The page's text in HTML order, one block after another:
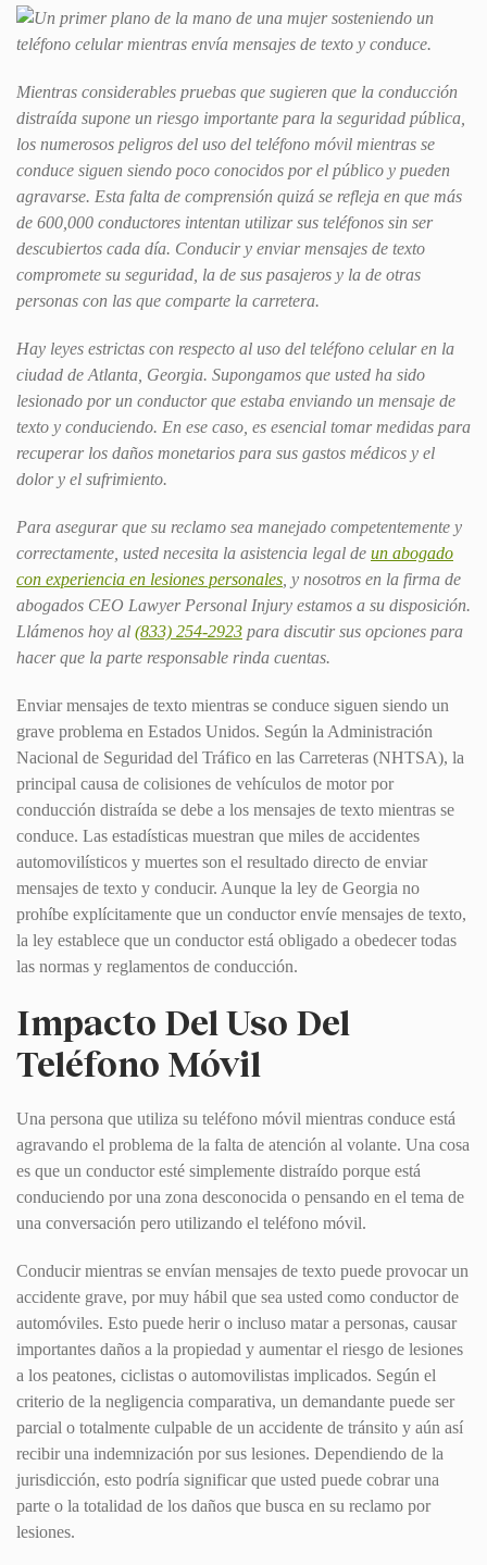
Mientras considerables pruebas que sugieren que la conducción
distraída supone un riesgo importante para la seguridad pública,
los numerosos peligros del uso del teléfono móvil mientras se
conduce siguen siendo poco conocidos por el público y pueden
agravarse. Esta falta de comprensión quizá se refleja en que más
de 600,000 conductores intentan utilizar sus teléfonos sin ser
descubiertos cada día. Conducir y enviar mensajes de texto
compromete su seguridad, la de sus pasajeros y la de otras
personas con las que comparte la carretera.
Hay leyes estrictas con respecto al uso del teléfono celular en la
ciudad de Atlanta, Georgia. Supongamos que usted ha sido
lesionado por un conductor que estaba enviando un mensaje de
texto y conduciendo. En ese caso, es esencial tomar medidas para
recuperar los daños monetarios para sus gastos médicos y el
dolor y el sufrimiento.
Para asegurar que su reclamo sea manejado competentemente y
correctamente, usted necesita la asistencia legal de un abogado
con experiencia en lesiones personales , y nosotros en la firma de
abogados CEO Lawyer Personal Injury estamos a su disposición.
Llámenos hoy al (833) 254-2923 para discutir sus opciones para
hacer que la parte responsable rinda cuentas.
Enviar mensajes de texto mientras se conduce siguen siendo un
grave problema en Estados Unidos. Según la Administración
Nacional de Seguridad del Tráfico en las Carreteras (NHTSA), la
principal causa de colisiones de vehículos de motor por
conducción distraída se debe a los mensajes de texto mientras se
conduce. Las estadísticas muestran que miles de accidentes
automovilísticos y muertes son el resultado directo de enviar
mensajes de texto y conducir. Aunque la ley de Georgia no
prohíbe explícitamente que un conductor envíe mensajes de texto,
la ley establece que un conductor está obligado a obedecer todas
las normas y reglamentos de conducción.
Impacto Del Uso Del
Teléfono Móvil
Una persona que utiliza su teléfono móvil mientras conduce está
agravando el problema de la falta de atención al volante. Una cosa
es que un conductor esté simplemente distraído porque está
conduciendo por una zona desconocida o pensando en el tema de
una conversación pero utilizando el teléfono móvil.
Conducir mientras se envían mensajes de texto puede provocar un
accidente grave, por muy hábil que sea usted como conductor de
automóviles. Esto puede herir o incluso matar a personas, causar
importantes daños a la propiedad y aumentar el riesgo de lesiones
a los peatones, ciclistas o automovilistas implicados. Según el
criterio de la negligencia comparativa, un demandante puede ser
parcial o totalmente culpable de un accidente de tránsito y aún así
recibir una indemnización por sus lesiones. Dependiendo de la
jurisdicción, esto podría significar que usted puede cobrar una
parte o la totalidad de los daños que busca en su reclamo por
lesiones.